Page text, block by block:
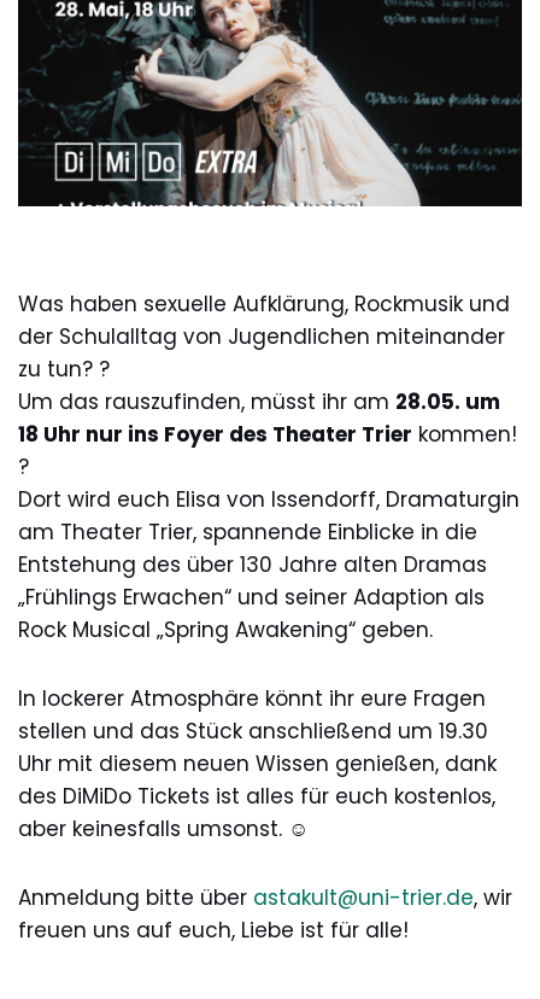
Was haben sexuelle Aufklärung, Rockmusik und
der Schulalltag von Jugendlichen miteinander
zu tun? ?
Um das rauszufinden, müsst ihr am 28.05. um
18 Uhr nur ins Foyer des Theater Trier kommen!
?
Dort wird euch Elisa von Issendorff, Dramaturgin
am Theater Trier, spannende Einblicke in die
Entstehung des über 130 Jahre alten Dramas
„Frühlings Erwachen“ und seiner Adaption als
Rock Musical „Spring Awakening“ geben.
In lockerer Atmosphäre könnt ihr eure Fragen
stellen und das Stück anschließend um 19.30
Uhr mit diesem neuen Wissen genießen, dank
des DiMiDo Tickets ist alles für euch kostenlos,
aber keinesfalls umsonst. ☺
Anmeldung bitte über astakult@uni-trier.de, wir
freuen uns auf euch, Liebe ist für alle!